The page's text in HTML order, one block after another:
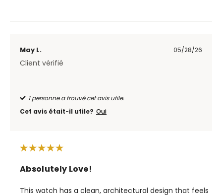
May L. 05/28/26
Client vérifié
1 personne a trouvé cet avis utile.
Cet avis était-il utile? Oui
Absolutely Love!
This watch has a clean, architectural design that feels